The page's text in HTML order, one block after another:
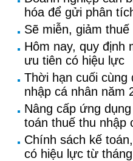
hóa để gửi phân
Sẽ miễn, giảm
Hôm nay, quy định
ưu tiên có hiệu lực
Thời hạn cuối cùng
nhập cá nhân năm
Nâng cấp ứng
toán thuế thu nhập
Chính sách kế
có hiệu lực từ